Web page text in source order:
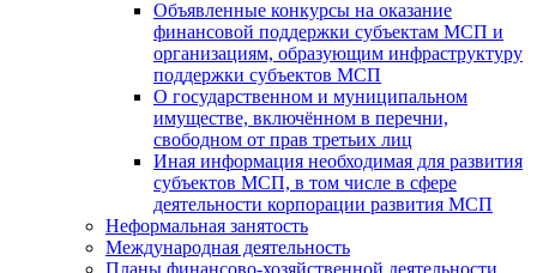
Объявленные конкурсы на оказание
финансовой поддержки субъектам МСП и
организациям, образующим инфраструктуру
поддержки субъектов МСП
О государственном и муниципальном
имуществе, включённом в перечни,
свободном от прав третьих лиц
Иная информация необходимая для развития
субъектов МСП, в том числе в сфере
деятельности корпорации развития МСП
Неформальная занятость
Международная деятельность